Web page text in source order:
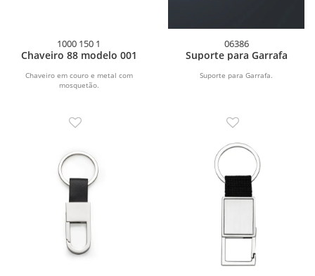
1000 150 1
Chaveiro 88 modelo 001
Chaveiro em couro e metal com
mosquetão.
06386
Suporte para Garrafa
Suporte para Garrafa.